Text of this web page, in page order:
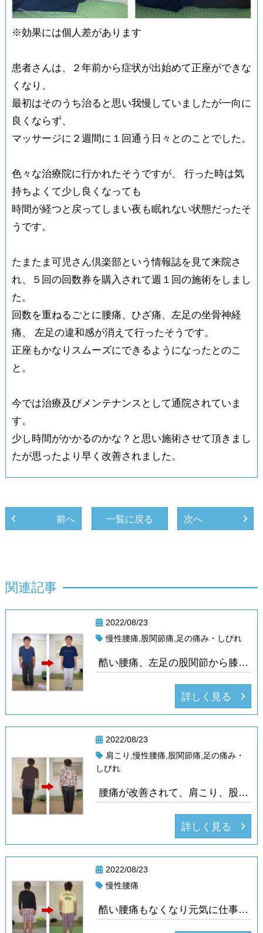
※効果には個人差があります
患者さんは、２年前から症状が出始めて正座ができな
くなり、
最初はそのうち治ると思い我慢していましたが一向に
良くならず、
マッサージに２週間に１回通う日々とのことでした。
色々な治療院に行かれたそうですが、 行った時は気
持ちよくて少し良くなっても
時間が経つと戻ってしまい夜も眠れない状態だったそ
うです。
たまたま可児さん倶楽部という情報誌を見て来院さ
れ、５回の回数券を購入されて週１回の施術をしまし
た。
回数を重ねるごとに腰痛、ひざ痛、左足の坐骨神経
痛、 左足の違和感が消えて行ったそうです。
正座もかなりスムーズにできるようになったとのこ
と。
今では治療及びメンテナンスとして通院されていま
す。
少し時間がかかるのかな？と思い施術させて頂きまし
たが思ったより早く改善されました。
前へ 一覧に戻る 次へ
関連記事
2022/08/23
慢性腰痛,股関節痛,足の痛み・しびれ
酷い腰痛、左足の股関節から膝下までの足のしびれ
詳しく見る
2022/08/23
肩こり,慢性腰痛,股関節痛,足の痛み・
しびれ
腰痛が改善されて、肩こり、股関節もよくなっていきました
詳しく見る
2022/08/23
慢性腰痛
酷い腰痛もなくなり元気に仕事をされています